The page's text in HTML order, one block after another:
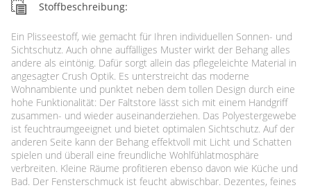
Stoffbeschreibung:
Ein Plisseestoff, wie gemacht für Ihren individuellen Sonnen- und
Sichtschutz. Auch ohne auffälliges Muster wirkt der Behang alles
andere als eintönig. Dafür sorgt allein das pflegeleichte Material in
angesagter Crush Optik. Es unterstreicht das moderne
Wohnambiente und punktet neben dem tollen Design durch eine
hohe Funktionalität: Der Faltstore lässt sich mit einem Handgriff
zusammen- und wieder auseinanderziehen. Das Polyestergewebe
ist feuchtraumgeeignet und bietet optimalen Sichtschutz. Auf der
anderen Seite kann der Behang effektvoll mit Licht und Schatten
spielen und überall eine freundliche Wohlfühlatmosphäre
verbreiten. Kleine Räume profitieren ebenso davon wie Küche und
Bad. Der Fensterschmuck ist feucht abwischbar. Dezentes, feines